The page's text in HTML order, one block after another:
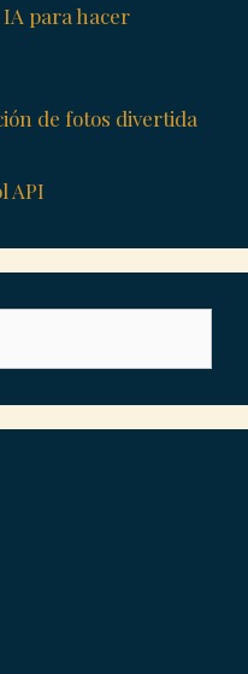
para hacer
de fotos divertida
API